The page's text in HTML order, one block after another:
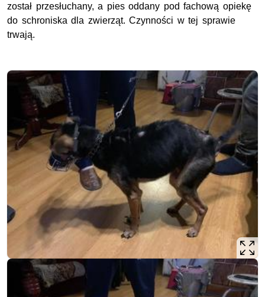
został przesłuchany, a pies oddany pod fachową opiekę
do schroniska dla zwierząt. Czynności w tej sprawie
trwają.